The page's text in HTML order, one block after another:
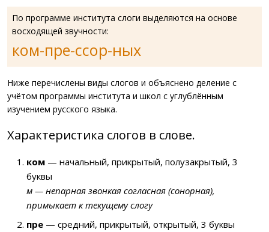
По программе института слоги выделяются на основе
восходящей звучности:
ком-пре-ссор-ных
Ниже перечислены виды слогов и объяснено деление с
учётом программы института и школ с углублённым
изучением русского языка.
Характеристика слогов в слове.
ком — начальный, прикрытый, полузакрытый, 3
буквы
м — непарная звонкая согласная (сонорная),
примыкает к текущему слогу
пре — средний, прикрытый, открытый, 3 буквы